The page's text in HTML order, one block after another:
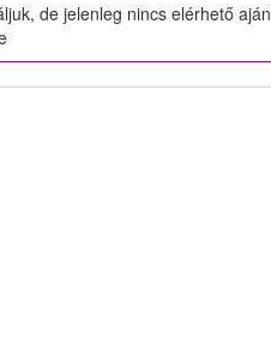
de jelenleg nincs elérhető